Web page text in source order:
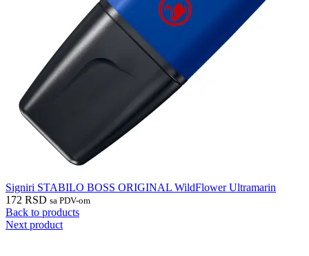
Signiri STABILO BOSS ORIGINAL WildFlower Ultramarin
172 RSD sa PDV-om
Back to products
Next product